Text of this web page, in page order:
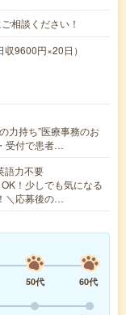
相談ください！
9600円×20日）
力持ち”医療事務のお
受付で患者…
語力不要
！少しでも気になる
＼応募後の…
50代
60代